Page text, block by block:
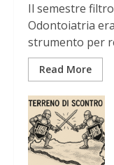
Il semestre filtro
Odontoiatria
strumento per
Read More